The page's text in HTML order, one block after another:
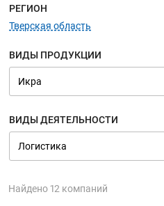
Меню навигации
РЕГИОН
Тверская область
ВИДЫ ПРОДУКЦИИ
ВИДЫ ДЕЯТЕЛЬНОСТИ
Найдено 12 компаний